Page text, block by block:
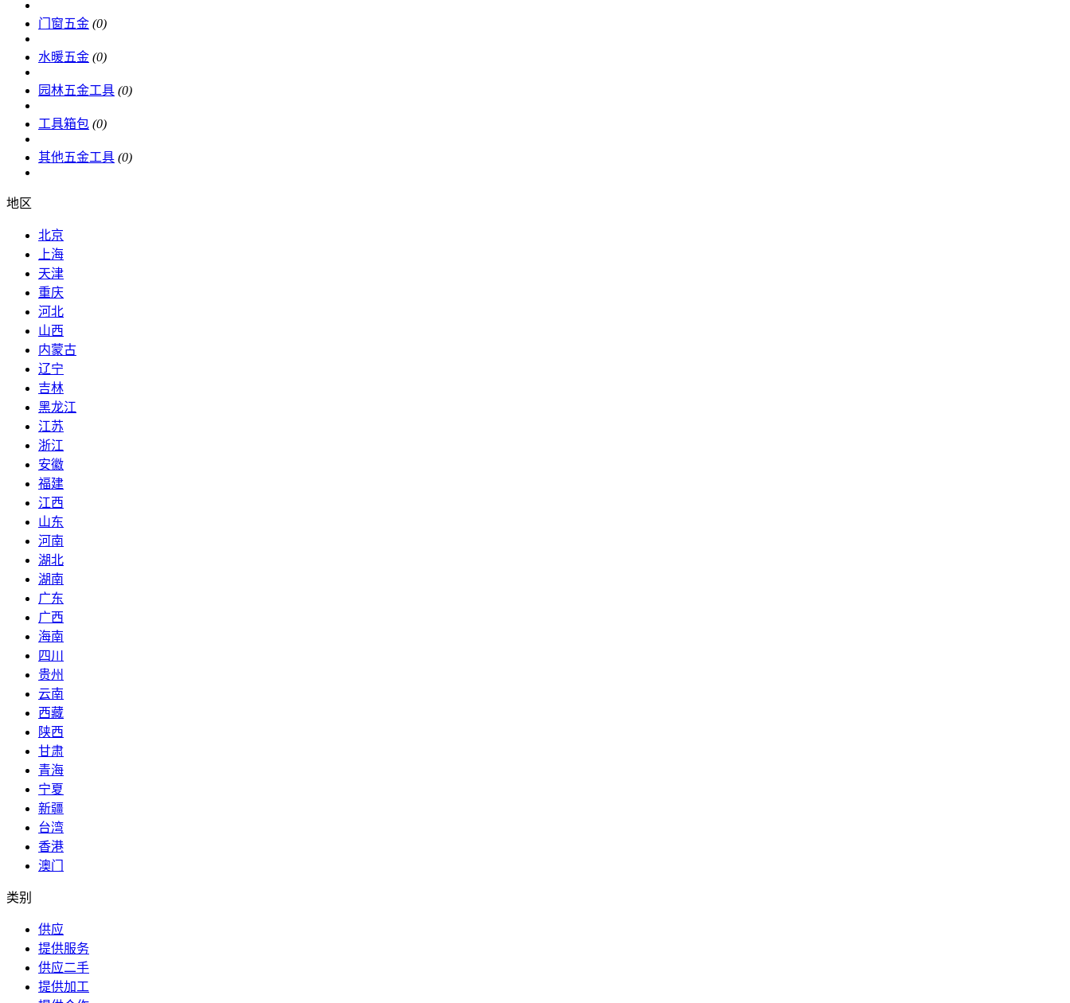
门窗五金 (0)
水暖五金 (0)
园林五金工具 (0)
工具箱包 (0)
其他五金工具 (0)
地区
北京
上海
天津
重庆
河北
山西
内蒙古
辽宁
吉林
黑龙江
江苏
浙江
安徽
福建
江西
山东
河南
湖北
湖南
广东
广西
海南
四川
贵州
云南
西藏
陕西
甘肃
青海
宁夏
新疆
台湾
香港
澳门
类别
供应
提供服务
供应二手
提供加工